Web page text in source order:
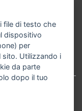
6 - 40124
IT 88 R
file di testo che
dispositivo
per
sito. Utilizzando i
da parte
dopo il tuo